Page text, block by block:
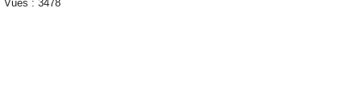
Vues : 3478